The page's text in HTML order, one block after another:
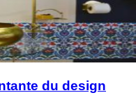
du design